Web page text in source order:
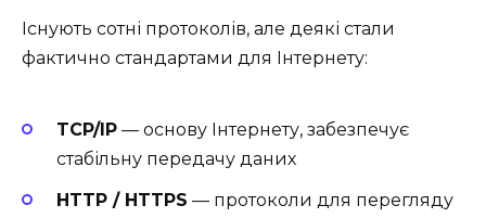
Існують сотні протоколів, але деякі стали
фактично стандартами для Інтернету:
TCP/IP — основу Інтернету, забезпечує
стабільну передачу даних
HTTP / HTTPS — протоколи для перегляду